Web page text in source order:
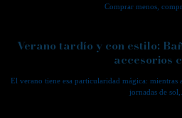
Comprar menos,
Verano tardío y con estilo:
accesorios
El verano tiene esa particularidad mágica: mientras
jornadas de